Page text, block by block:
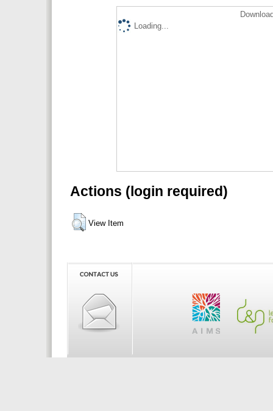
Loading...
Actions (login required)
View Item